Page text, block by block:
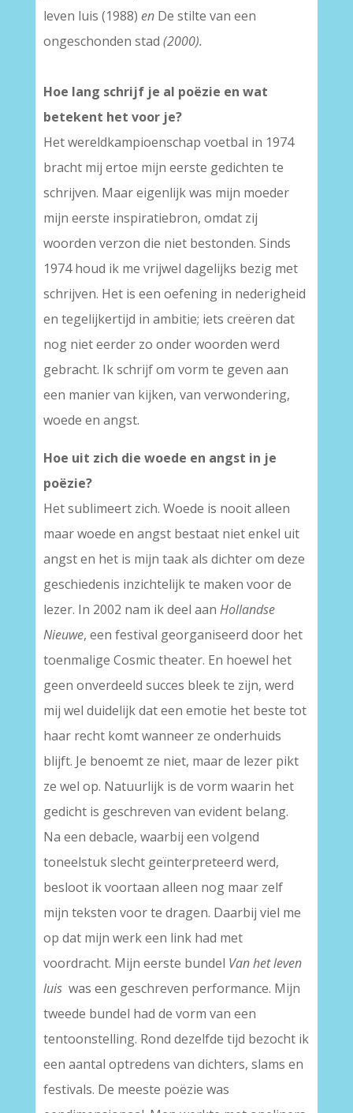
leven luis (1988) en De stilte van een
ongeschonden stad (2000).
Hoe lang schrijf je al poëzie en wat
betekent het voor je?
Het wereldkampioenschap voetbal in 1974
bracht mij ertoe mijn eerste gedichten te
schrijven. Maar eigenlijk was mijn moeder
mijn eerste inspiratiebron, omdat zij
woorden verzon die niet bestonden. Sinds
1974 houd ik me vrijwel dagelijks bezig met
schrijven. Het is een oefening in nederigheid
en tegelijkertijd in ambitie; iets creëren dat
nog niet eerder zo onder woorden werd
gebracht. Ik schrijf om vorm te geven aan
een manier van kijken, van verwondering,
woede en angst.
Hoe uit zich die woede en angst in je
poëzie?
Het sublimeert zich. Woede is nooit alleen
maar woede en angst bestaat niet enkel uit
angst en het is mijn taak als dichter om deze
geschiedenis inzichtelijk te maken voor de
lezer. In 2002 nam ik deel aan Hollandse
Nieuwe, een festival georganiseerd door het
toenmalige Cosmic theater. En hoewel het
geen onverdeeld succes bleek te zijn, werd
mij wel duidelijk dat een emotie het beste tot
haar recht komt wanneer ze onderhuids
blijft. Je benoemt ze niet, maar de lezer pikt
ze wel op. Natuurlijk is de vorm waarin het
gedicht is geschreven van evident belang.
Na een debacle, waarbij een volgend
toneelstuk slecht geïnterpreteerd werd,
besloot ik voortaan alleen nog maar zelf
mijn teksten voor te dragen. Daarbij viel me
op dat mijn werk een link had met
voordracht. Mijn eerste bundel Van het leven
luis was een geschreven performance. Mijn
tweede bundel had de vorm van een
tentoonstelling. Rond dezelfde tijd bezocht ik
een aantal optredens van dichters, slams en
festivals. De meeste poëzie was